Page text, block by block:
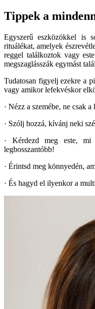
Tippek a
Egyszerű eszközökkel is
rituálékat, amelyek
reggel találkoztok vagy
megszaglásszák egymást
Tudatosan figyelj ezekre a
vagy amikor lefekvéskor
· Nézz a szemébe, ne csak
· Szólj hozzá, kívánj neki
· Kérdezd meg este,
legbosszantóbb!
· Érintsd meg könnyedén,
· És hagyd el ilyenkor a